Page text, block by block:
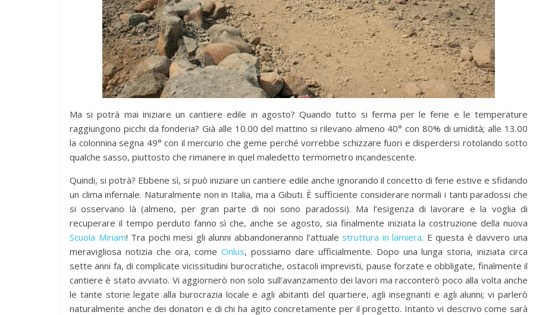
Ma si potrà mai iniziare un cantiere edile in agosto? Quando tutto si ferma per le ferie e le temperature
raggiungono picchi da fonderia? Già alle 10.00 del mattino si rilevano almeno 40° con 80% di umidità; alle 13.00
la colonnina segna 49° con il mercurio che geme perché vorrebbe schizzare fuori e disperdersi rotolando sotto
qualche sasso, piuttosto che rimanere in quel maledetto termometro incandescente.
Quindi, si potrà? Ebbene sì, si può iniziare un cantiere edile anche ignorando il concetto di ferie estive e sfidando
un clima infernale. Naturalmente non in Italia, ma a Gibuti. È sufficiente considerare normali i tanti paradossi che
si osservano là (almeno, per gran parte di noi sono paradossi). Ma l’esigenza di lavorare e la voglia di
recuperare il tempo perduto fanno sì che, anche se agosto, sia finalmente iniziata la costruzione della nuova
Scuola Miriam! Tra pochi mesi gli alunni abbandoneranno l’attualestruttura in lamiera. E questa è davvero una
meravigliosa notizia che ora, comeOnlus, possiamo dare ufficialmente. Dopo una lunga storia, iniziata circa
sette anni fa, di complicate vicissitudini burocratiche, ostacoli imprevisti, pause forzate e obbligate, finalmente il
cantiere è stato avviato. Vi aggiornerò non solo sull’avanzamento dei lavori ma racconterò poco alla volta anche
le tante storie legate alla burocrazia locale e agli abitanti del quartiere, agli insegnanti e agli alunni; vi parlerò
naturalmente anche dei donatori e di chi ha agito concretamente per il progetto. Intanto vi descrivo come sarà
Antonella Selva in mostra a
BilBOLBul off (@Bottega
ExAequo)
7 Novembre 2018
news
L’Eredità di Babele a
Disognando
11 Ottobre 2019